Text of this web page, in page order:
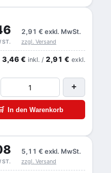
2,91 € exkl. MwSt.
zzgl. Versand
3,46 € inkl. / 2,91 € exkl.
+
In den Warenkorb
5,11 € exkl. MwSt.
zzgl. Versand